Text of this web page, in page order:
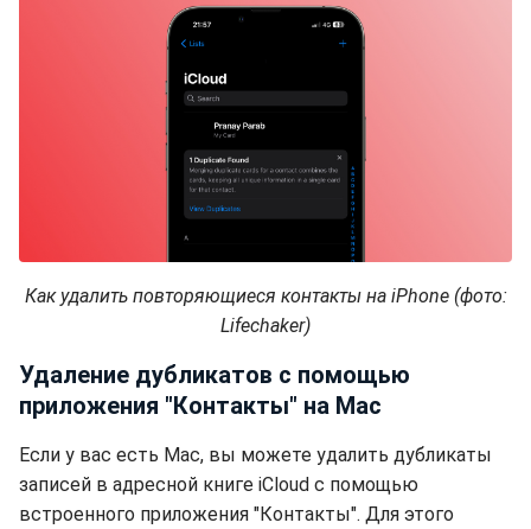
Как удалить повторяющиеся контакты на iPhone (фото:
Lifechaker)
Удаление дубликатов с помощью
приложения "Контакты" на Mac
Если у вас есть Mac, вы можете удалить дубликаты
записей в адресной книге iCloud с помощью
встроенного приложения "Контакты". Для этого